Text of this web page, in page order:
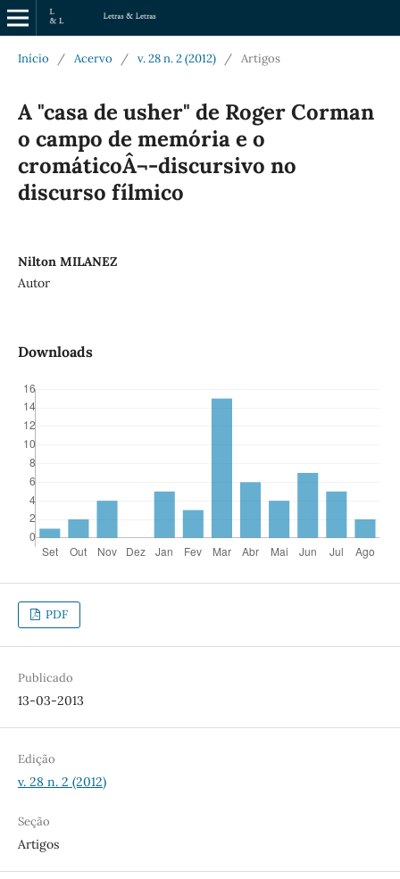
Início / Acervo / v. 28 n. 2 (2012) / Artigos
A "casa de usher" de Roger Corman
o campo de memória e o
cromáticoÂ¬-discursivo no
discurso fílmico
Nilton MILANEZ
Autor
Downloads
PDF
Publicado
13-03-2013
Edição
v. 28 n. 2 (2012)
Seção
Artigos